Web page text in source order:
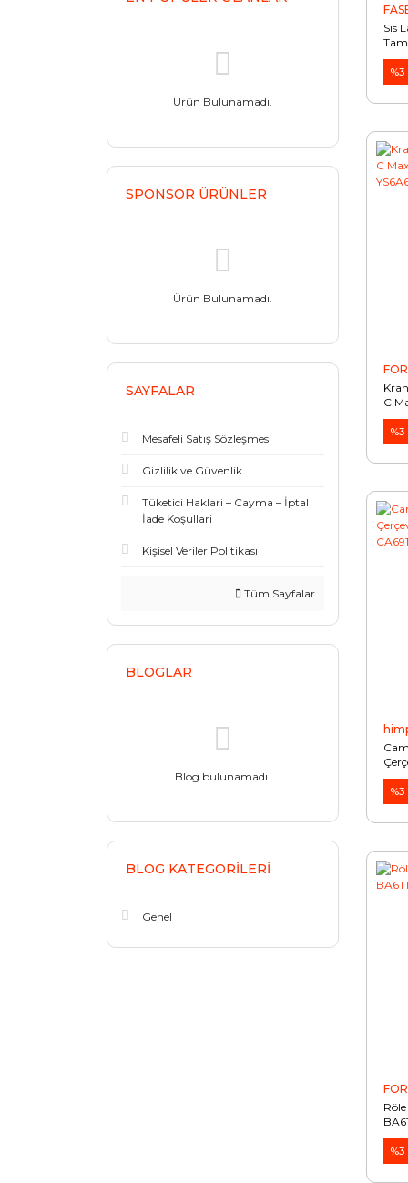
VEKA (1)
Ürün Bulunamadı.
SPONSOR ÜRÜNLER
Ürün Bulunamadı.
SAYFALAR
Mesafeli Satış Sözleşmesi
Gizlilik ve Güvenlik
Tüketici Haklari – Cayma – İptal
İade Koşullari
Kişisel Veriler Politikası
Tüm Sayfalar
BLOGLAR
Blog bulunamadı.
BLOG KATEGORILERI
Genel
Sis
%3
C
%3
%3
%3